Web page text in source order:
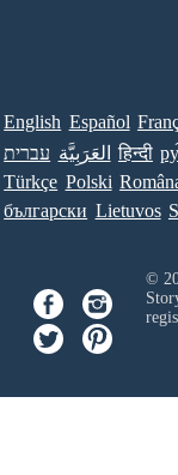
English Español
עברית العَرَبِيَّة हिन्दी
Türkçe Polski
български Lietuvos
©